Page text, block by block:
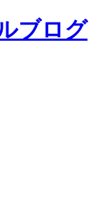
ブログ